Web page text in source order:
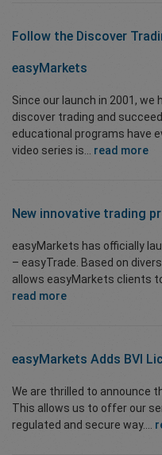
Follow the Discover
easyMarkets
Since our launch in 2001, we
discover trading and
educational programs have
video series is... read more
New innovative trading
easyMarkets has officially
– easyTrade. Based on
allows easyMarkets clients
read more
easyMarkets Adds BVI
We are thrilled to announce
This allows us to offer our
regulated and secure way....